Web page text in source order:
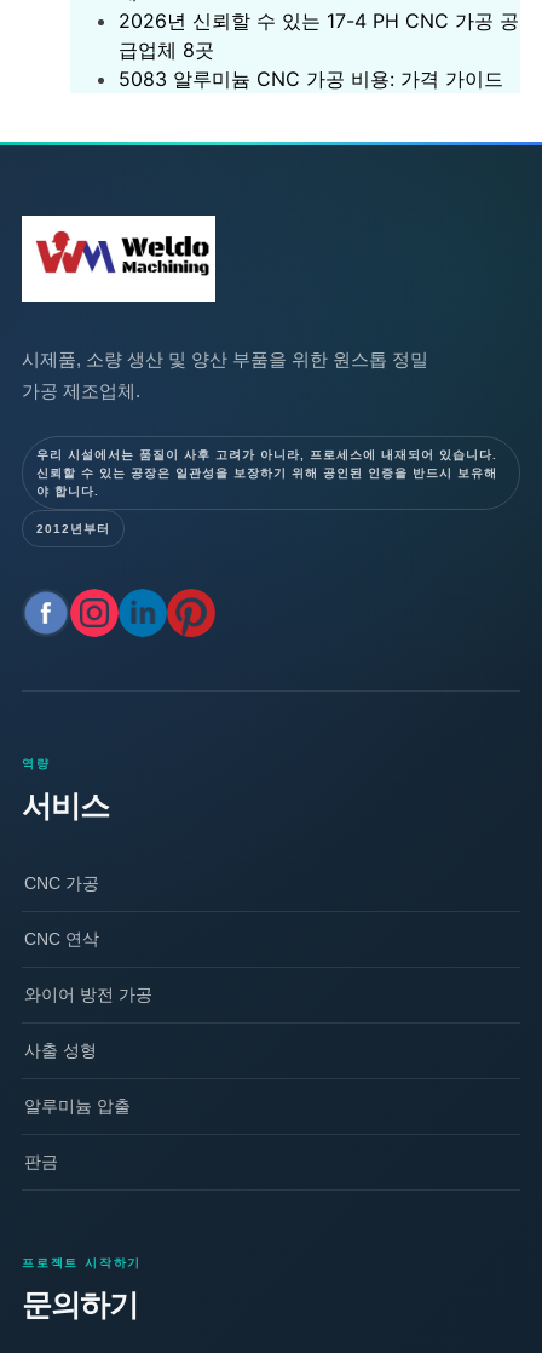
2026년 신뢰할 수 있는 17-4 PH CNC 가공 공
급업체 8곳
5083 알루미늄 CNC 가공 비용: 가격 가이드
시제품, 소량 생산 및 양산 부품을 위한 원스톱 정밀
가공 제조업체.
우리 시설에서는 품질이 사후 고려가 아니라, 프로세스에 내재되어 있습니다.
신뢰할 수 있는 공장은 일관성을 보장하기 위해 공인된 인증을 반드시 보유해
야 합니다.
2012년부터
역량
서비스
CNC 가공
CNC 연삭
와이어 방전 가공
사출 성형
알루미늄 압출
판금
프로젝트 시작하기
문의하기